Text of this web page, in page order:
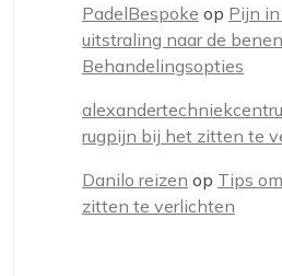
PadelBespoke op Pijn
uitstraling naar de
Behandelingsopties
rugpijn bij het zitten te
Danilo reizen op Tips
zitten te verlichten